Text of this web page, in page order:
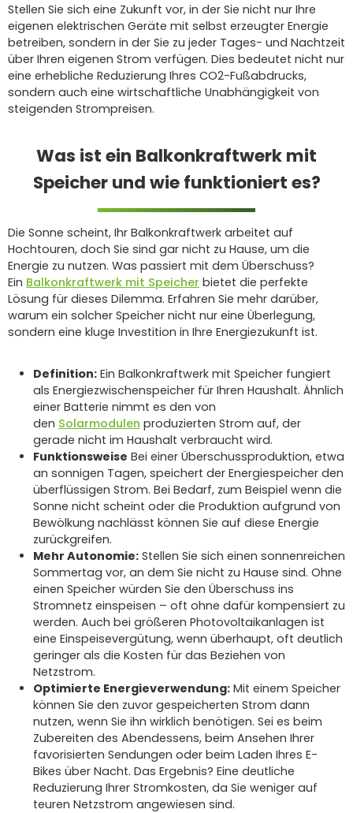
Stellen Sie sich eine Zukunft vor, in der Sie nicht nur Ihre
eigenen elektrischen Geräte mit selbst erzeugter Energie
betreiben, sondern in der Sie zu jeder Tages- und Nachtzeit
über Ihren eigenen Strom verfügen. Dies bedeutet nicht nur
eine erhebliche Reduzierung Ihres CO2-Fußabdrucks,
sondern auch eine wirtschaftliche Unabhängigkeit von
steigenden Strompreisen.
Was ist ein Balkonkraftwerk mit
Speicher und wie funktioniert es?
Die Sonne scheint, Ihr Balkonkraftwerk arbeitet auf
Hochtouren, doch Sie sind gar nicht zu Hause, um die
Energie zu nutzen. Was passiert mit dem Überschuss?
Ein Balkonkraftwerk mit Speicher bietet die perfekte
Lösung für dieses Dilemma. Erfahren Sie mehr darüber,
warum ein solcher Speicher nicht nur eine Überlegung,
sondern eine kluge Investition in Ihre Energiezukunft ist.
Definition: Ein Balkonkraftwerk mit Speicher fungiert
als Energiezwischenspeicher für Ihren Haushalt. Ähnlich
einer Batterie nimmt es den von
den Solarmodulen produzierten Strom auf, der
gerade nicht im Haushalt verbraucht wird.
Funktionsweise Bei einer Überschussproduktion, etwa
an sonnigen Tagen, speichert der Energiespeicher den
überflüssigen Strom. Bei Bedarf, zum Beispiel wenn die
Sonne nicht scheint oder die Produktion aufgrund von
Bewölkung nachlässt können Sie auf diese Energie
zurückgreifen.
Mehr Autonomie: Stellen Sie sich einen sonnenreichen
Sommertag vor, an dem Sie nicht zu Hause sind. Ohne
einen Speicher würden Sie den Überschuss ins
Stromnetz einspeisen – oft ohne dafür kompensiert zu
werden. Auch bei größeren Photovoltaikanlagen ist
eine Einspeisevergütung, wenn überhaupt, oft deutlich
geringer als die Kosten für das Beziehen von
Netzstrom.
Optimierte Energieverwendung: Mit einem Speicher
können Sie den zuvor gespeicherten Strom dann
nutzen, wenn Sie ihn wirklich benötigen. Sei es beim
Zubereiten des Abendessens, beim Ansehen Ihrer
favorisierten Sendungen oder beim Laden Ihres E-
Bikes über Nacht. Das Ergebnis? Eine deutliche
Reduzierung Ihrer Stromkosten, da Sie weniger auf
teuren Netzstrom angewiesen sind.